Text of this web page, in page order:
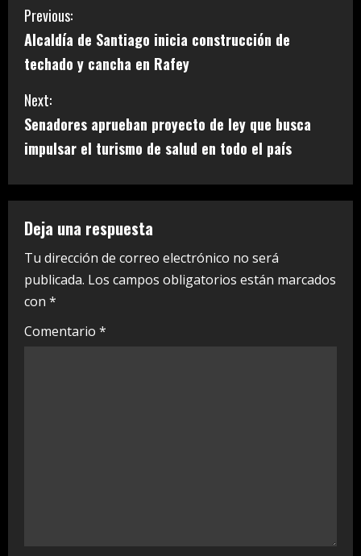
C
o
n
t
i
n
u
e
R
e
Previous:
Alcaldía de Santiago inicia construcción de
techado y cancha en Rafey
Next:
Senadores aprueban proyecto de ley que busca
impulsar el turismo de salud en todo el país
Deja una respuesta
Tu dirección de correo electrónico no será
publicada. Los campos obligatorios están marcados
con *
Comentario *